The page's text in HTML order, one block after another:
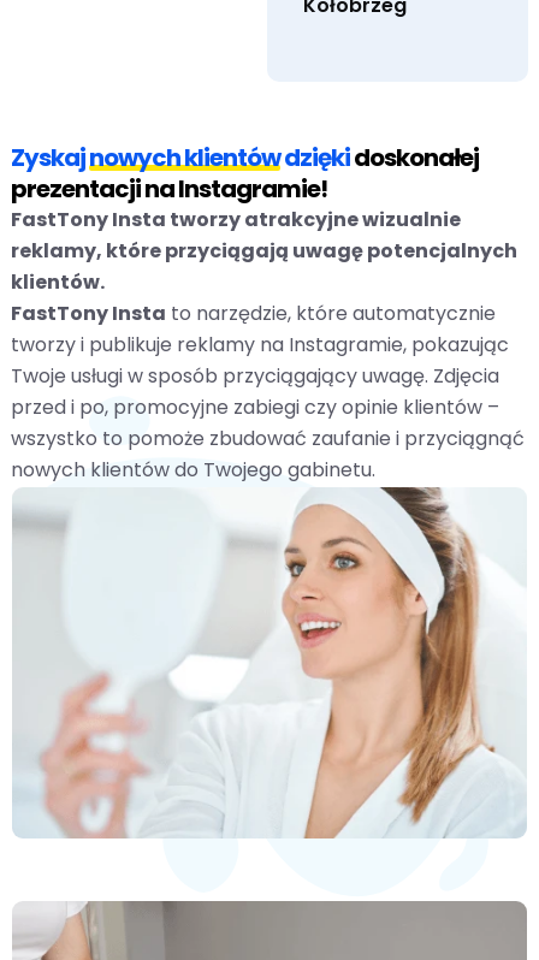
Zyskajnowych klientówdziękidoskonałej
prezentacji na Instagramie!
FastTony Insta tworzy atrakcyjne wizualnie
reklamy, które przyciągają uwagę potencjalnych
klientów.
FastTony Insta to narzędzie, które automatycznie
tworzy i publikuje reklamy na Instagramie, pokazując
Twoje usługi w sposób przyciągający uwagę. Zdjęcia
przed i po, promocyjne zabiegi czy opinie klientów –
wszystko to pomoże zbudować zaufanie i przyciągnąć
nowych klientów do Twojego gabinetu.